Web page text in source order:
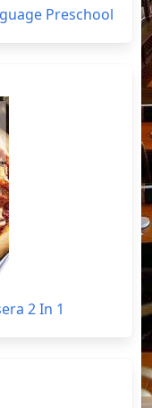
Preschool
2 In 1